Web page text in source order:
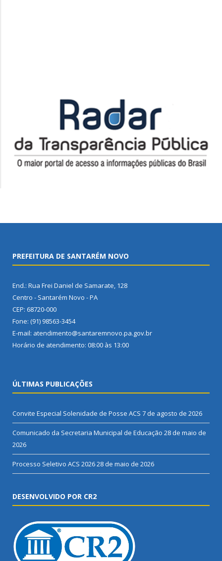
PREFEITURA DE SANTARÉM NOVO
End.: Rua Frei Daniel de Samarate, 128
Centro - Santarém Novo - PA
CEP: 68720-000
Fone: (91) 98563-3454
E-mail: atendimento@santaremnovo.pa.gov.br
Horário de atendimento: 08:00 às 13:00
ÚLTIMAS PUBLICAÇÕES
Convite Especial Solenidade de Posse ACS 7 de agosto de 2026
Comunicado da Secretaria Municipal de Educação 28 de maio de
2026
Processo Seletivo ACS 202628 de maio de 2026
DESENVOLVIDO POR CR2